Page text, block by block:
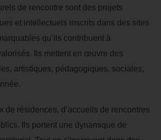
de rencontre sont des projets
et intellectuels inscrits dans des sites
qu’ils contribuent à
Ils mettent en œuvre des
artistiques, pédagogiques, sociales,
de résidences, d’accueils de rencontres
Ils portent une dynamique de